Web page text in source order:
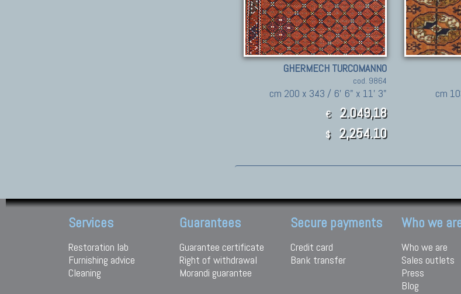
GHERMECH TURCOMANNO
cod. 9864
cm 200 x 343 / 6' 6" x 11' 3"
€ 2.049,18
$ 2,254.10
cm
Services
Restoration lab
Furnishing advice
Cleaning
Guarantees
Guarantee certificate
Right of withdrawal
Morandi guarantee
Secure payments
Credit card
Bank transfer
Who we
Who we are
Sales outlets
Press
Blog